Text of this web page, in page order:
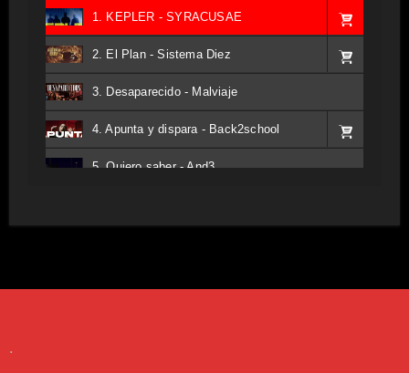
1. KEPLER - SYRACUSAE
2. El Plan - Sistema Diez
3. Desaparecido - Malviaje
4. Apunta y dispara - Back2school
5. Quiero saber - And3
.